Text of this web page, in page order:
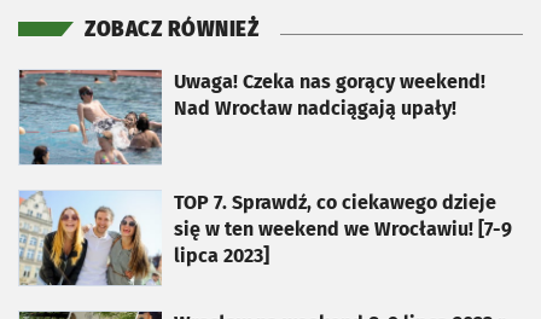
ZOBACZ RÓWNIEŻ
Uwaga! Czeka nas gorący weekend!
Nad Wrocław nadciągają upały!
otworzy się w nowej karcie
TOP 7. Sprawdź, co ciekawego dzieje
się w ten weekend we Wrocławiu! [7-9
lipca 2023]
otworzy się w nowej karcie